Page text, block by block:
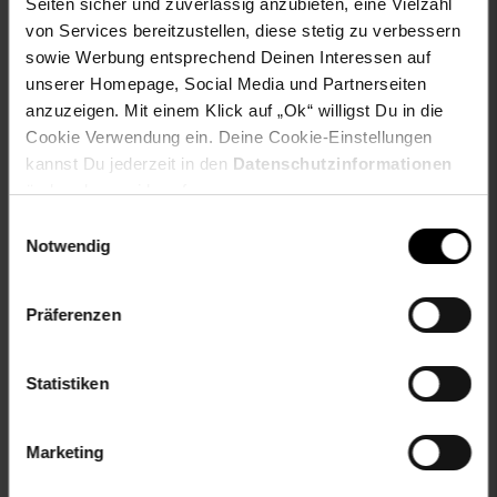
von Services bereitzustellen, diese stetig zu verbessern
sowie Werbung entsprechend Deinen Interessen auf
unserer Homepage, Social Media und Partnerseiten
anzuzeigen. Mit einem Klick auf „Ok“ willigst Du in die
Cookie Verwendung ein. Deine Cookie-Einstellungen
kannst Du jederzeit in den Datenschutzinformationen
ändern bzw. widerrufen.
Notwendig
Präferenzen
Statistiken
Marketing
Versandinformationen
Herstellerinformationen
Fußzeile
Weitere Online-Angebote
Netto Reisen Weinwelt